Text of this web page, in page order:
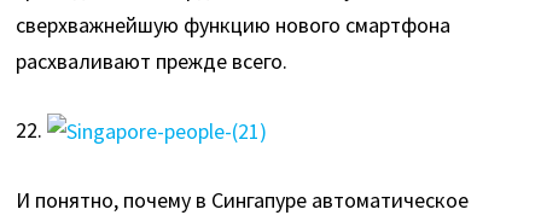
сверхважнейшую функцию нового смартфона
расхваливают прежде всего.
22.
И понятно, почему в Сингапуре автоматическое